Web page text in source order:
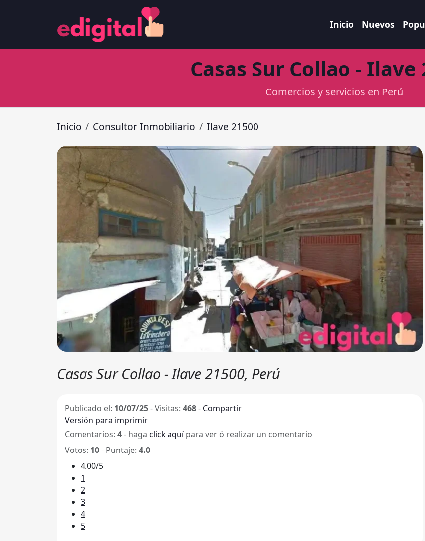
Inicio Nuevos
Casas Sur Collao - Ilave
Comercios y servicios en Perú
Inicio Consultor Inmobiliario Ilave 21500
Casas Sur Collao - Ilave 21500, Perú
Publicado el: 10/07/25-Visitas: 468- Compartir
Versión para imprimir
Comentarios: 4- haga click aquípara ver ó realizar un comentario
Votos: 10- Puntaje: 4.0
4.00/5
1
2
3
4
5